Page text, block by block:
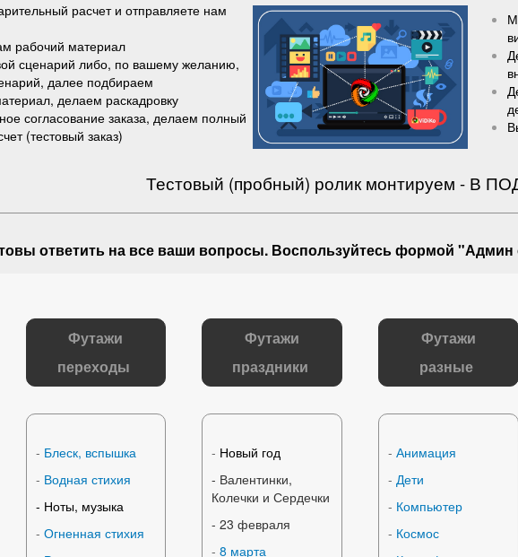
расчет и отправляете нам
рабочий материал
сценарий либо, по вашему желанию,
далее подбираем
делаем раскадровку
согласование заказа, делаем полный
(тестовый заказ)
Тестовый (пробный) ролик монтируем - В
ответить на все ваши вопросы. Воспользуйтесь формой
Футажи
переходы
- Блеск, вспышка
- Водная стихия
- Ноты, музыка
- Огненная стихия
Футажи
праздники
- Новый год
- Валентинки,
Колечки и Сердечки
-23 февраля
-8 марта
Футажи
разные
- Анимация
- Дети
- Компьютер
- Космос